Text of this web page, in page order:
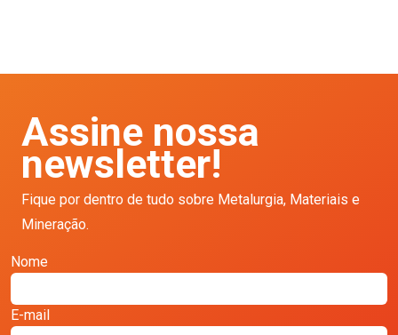
Assine nossa
newsletter!
Fique por dentro de tudo sobre Metalurgia, Materiais e
Mineração.
Nome
E-mail